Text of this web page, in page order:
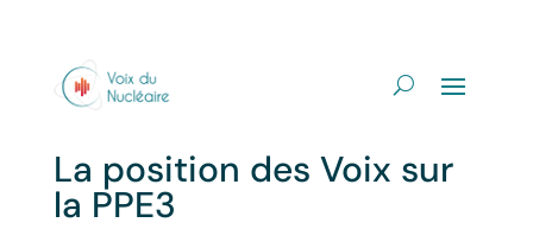
La position des Voix sur
la PPE3